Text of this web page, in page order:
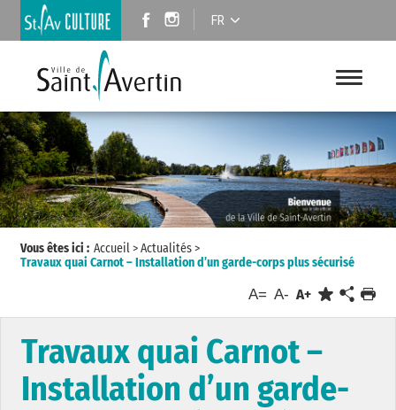
FR
Vous êtes ici : Accueil>Actualités>
Travaux quai Carnot – Installation d’un garde-corps plus sécurisé
A= A- A+
Travaux quai Carnot –
Installation d’un garde-